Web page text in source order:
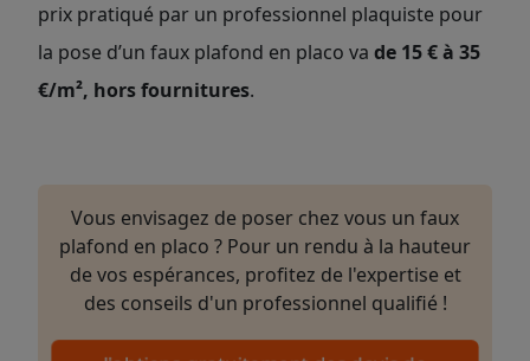
prix pratiqué par un professionnel plaquiste pour
la pose d’un faux plafond en placo va de 15 € à 35
€/m², hors fournitures.
Vous envisagez de poser chez vous un faux
plafond en placo ? Pour un rendu à la hauteur
de vos espérances, profitez de l'expertise et
des conseils d'un professionnel qualifié !